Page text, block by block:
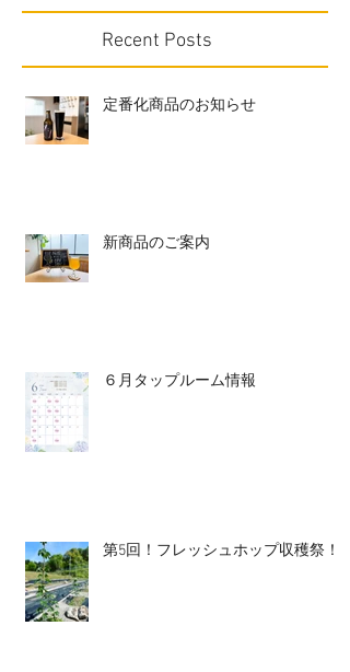
Recent Posts
定番化商品のお知らせ
新商品のご案内
６月タップルーム情報
第5回！フレッシュホップ収穫祭！